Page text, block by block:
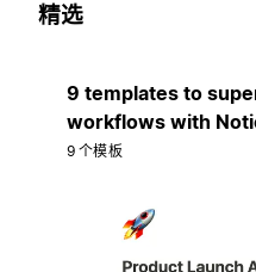
精选
9 templates to
workflows with
9 个模板